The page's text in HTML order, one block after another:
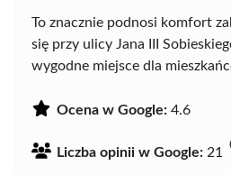
To znacznie podnosi komfort
się przy ulicy Jana III
wygodne miejsce dla
Ocena w Google: 4.6
Liczba opinii w Google: 21